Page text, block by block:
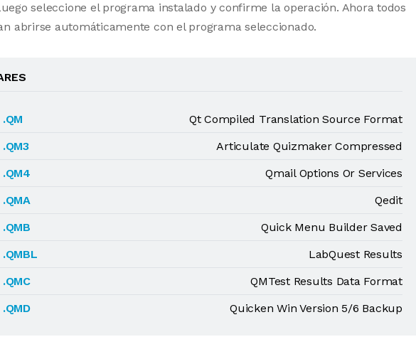
seleccione el programa instalado y confirme la operación. Ahora todos
abrirse automáticamente con el programa seleccionado.
Qt Compiled Translation Source Format
Articulate Quizmaker Compressed
Qmail Options Or Services
Qedit
Quick Menu Builder Saved
LabQuest Results
QMTest Results Data Format
Quicken Win Version 5/6 Backup